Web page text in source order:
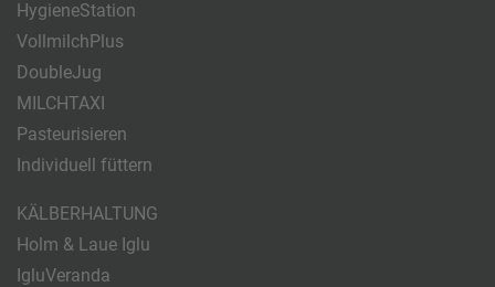
HygieneStation
VollmilchPlus
DoubleJug
MILCHTAXI
Pasteurisieren
Individuell füttern
KÄLBERHALTUNG
Holm & Laue Iglu
IgluVeranda